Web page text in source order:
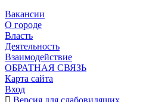
Вакансии
О городе
Власть
Деятельность
Взаимодействие
ОБРАТНАЯ СВЯЗЬ
Карта сайта
Вход